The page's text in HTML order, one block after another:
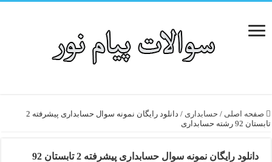
صفحه اصلی / حسابداری /
دانلود رایگان نمونه سوال حسابداری پیشرفته 2
تابستان 92 رشته حسابداری
دانلود رایگان نمونه سوال حسابداری پیشرفته 2 تابستان 92